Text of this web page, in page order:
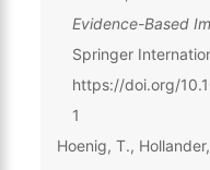
Evidence-Based
Springer
https://doi.org/
1
Hoenig, T.,